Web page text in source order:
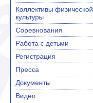
Коллективы физической
культуры
Соревнования
Работа с детьми
Регистрация
Пресса
Документы
Видео